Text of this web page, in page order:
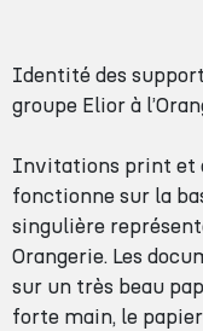
2
5
n
s
E
l
i
Identité des
groupe Elior à
Invitations print et
fonctionne sur la
singulière
Orangerie. Les
sur un très beau
forte main, le